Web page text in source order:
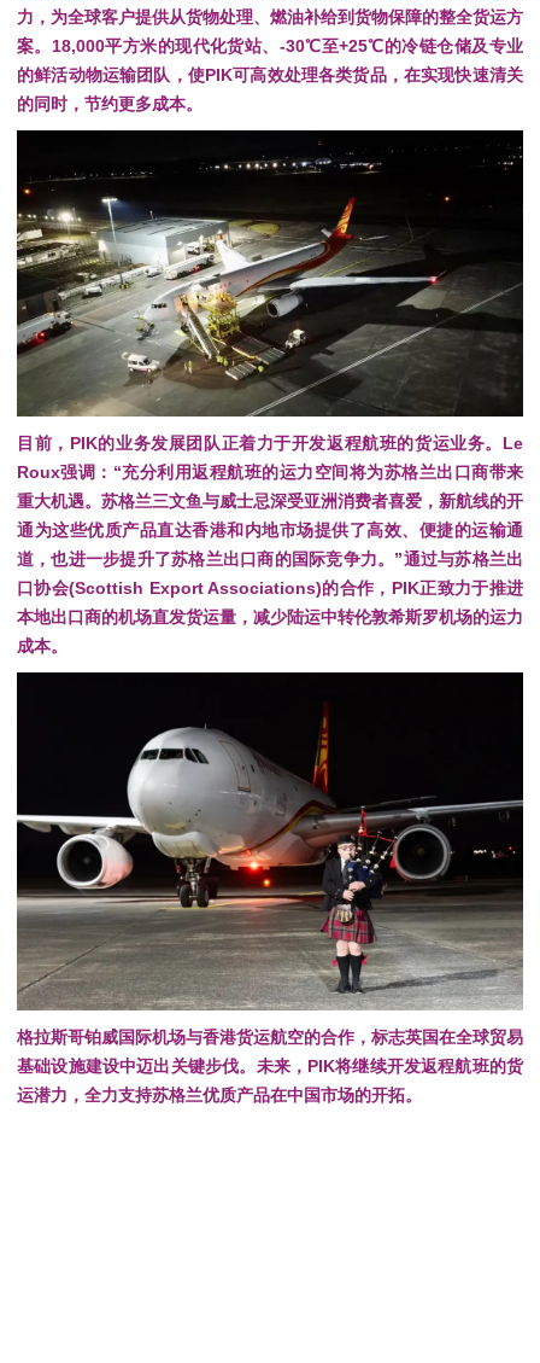
力，为全球客户提供从货物处理、燃油补给到货物保障的整全货运方
案。 18,000平方米的现代化货站、-30℃至+25℃的冷链仓储及专业
的鲜活动物运输团队，使PIK可高效处理各类货品， 在实现快速清关
的同时，节约更多成本。
目前，PIK的业务发展团队正着力于开发返程航班的货运业务。Le
Roux强调： “充分利用返程航班的运力空间将为苏格兰出口商带来
重大机遇。苏格兰三文鱼与威士忌深受亚洲消费者喜爱，新航线的开
通为这些优质产品直达香港和内地市场提供了高效、便捷的运输通
道，也进一步提升了苏格兰出口商的国际竞争力。”通过与苏格兰出
口协会(Scottish Export Associations)的合作，PIK正致力于推进
本地出口商的机场直发货运量，减少陆运中转伦敦希斯罗机场的运力
成本。
格拉斯哥铂威国际机场与香港货运航空的合作，标志英国在全球贸易
基础设施建设中迈出关键步伐。 未来，PIK将继续开发返程航班的货
运潜力，全力支持苏格兰优质产品在中国市场的开拓。